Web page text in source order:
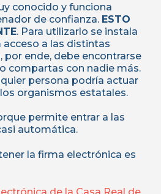
conocido y funciona
de confianza. ESTO
. Para utilizarlo se instala
a las distintas
por ende, debe encontrarse
compartas con nadie más.
persona podría actuar
organismos estatales.
permite entrar a las
automática.
la firma electrónica es